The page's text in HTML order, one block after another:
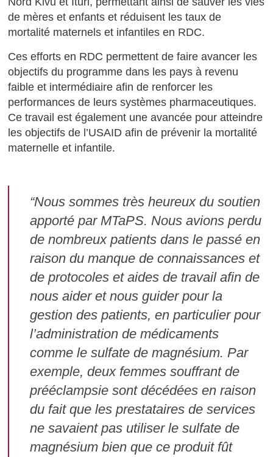
de mères et enfants et réduisent les taux de
mortalité maternels et infantiles en RDC.
Ces efforts en RDC permettent de faire avancer les
objectifs du programme dans les pays à revenu
faible et intermédiaire afin de renforcer les
performances de leurs systèmes pharmaceutiques.
Ce travail est également une avancée pour atteindre
les objectifs de l’USAID afin de prévenir la mortalité
maternelle et infantile.
“Nous sommes très heureux du soutien
apporté par MTaPS. Nous avions perdu
de nombreux patients dans le passé en
raison du manque de connaissances et
de protocoles et aides de travail afin de
nous aider et nous guider pour la
gestion des patients, en particulier pour
l’administration de médicaments
comme le sulfate de magnésium. Par
exemple, deux femmes souffrant de
prééclampsie sont décédées en raison
du fait que les prestataires de services
ne savaient pas utiliser le sulfate de
magnésium bien que ce produit fût